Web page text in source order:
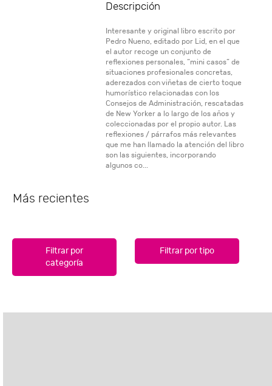
Descripción
Interesante y original libro escrito por
Pedro Nueno, editado por Lid, en el que
el autor recoge un conjunto de
reflexiones personales, “mini casos” de
situaciones profesionales concretas,
aderezados con viñetas de cierto toque
humorístico relacionadas con los
Consejos de Administración, rescatadas
de New Yorker a lo largo de los años y
coleccionadas por el propio autor. Las
reflexiones / párrafos más relevantes
que me han llamado la atención del libro
son las siguientes, incorporando
algunos co...
Más recientes
Filtrar por
categoría
Filtrar por tipo